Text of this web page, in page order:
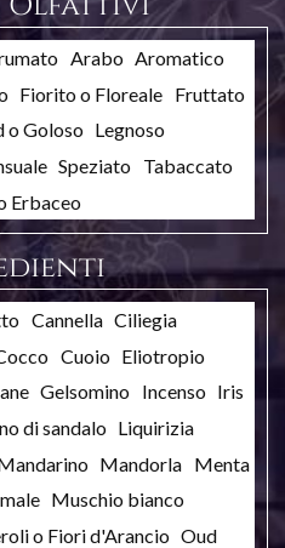
Arabo Aromatico
Fiorito o Floreale Fruttato
o Goloso Legnoso
Speziato Tabaccato
Erbaceo
Cannella Ciliegia
Cuoio Eliotropio
Gelsomino Incenso Iris
di sandalo Liquirizia
Mandorla Menta
Muschio bianco
o Fiori d'Arancio Oud